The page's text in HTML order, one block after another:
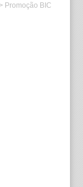
Promoção BIC